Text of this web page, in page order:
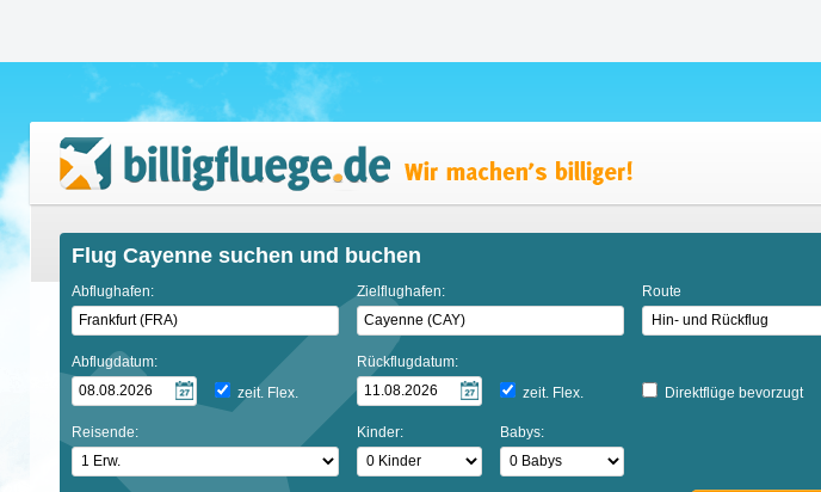
Flug Cayenne suchen und buchen
Abflughafen: Zielflughafen: Route
Abflugdatum:
zeit. Flex.
Rückflugdatum:
zeit. Flex.
Direktflüge bevorzugt
Reisende: Kinder: Babys: